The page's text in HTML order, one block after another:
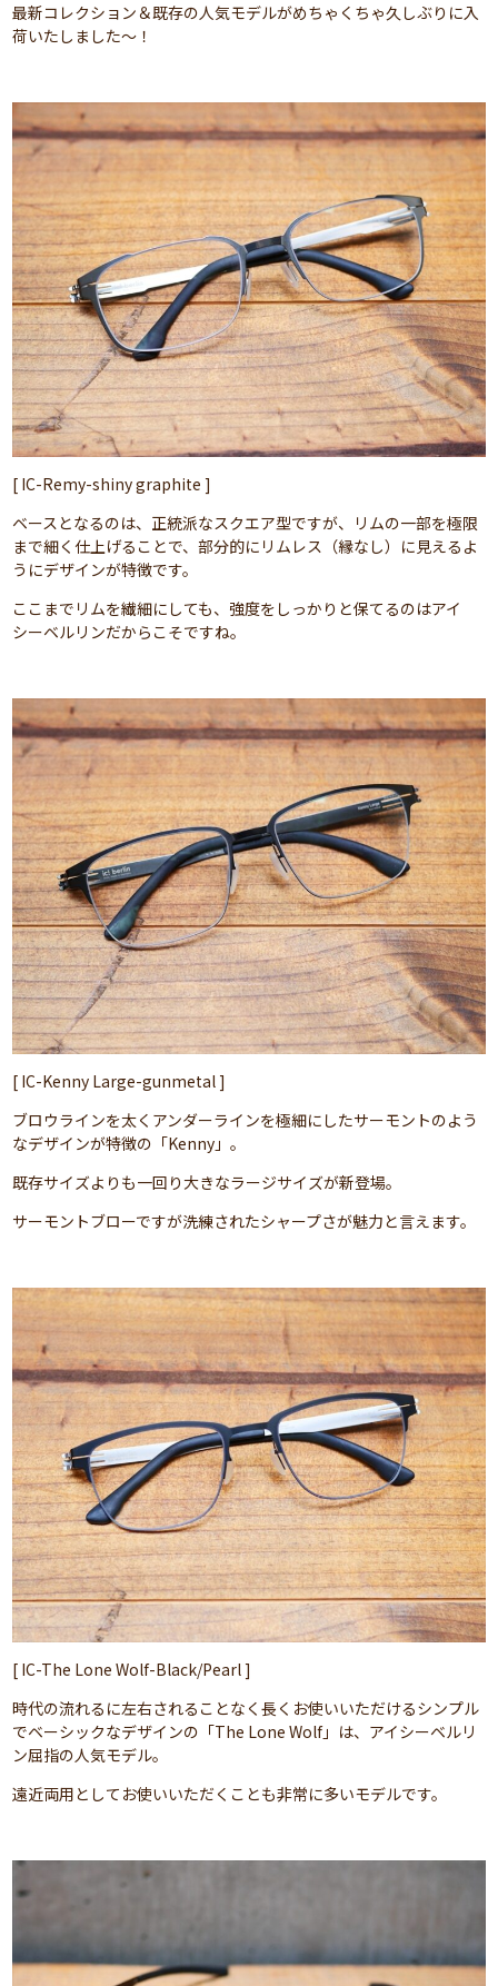
最新コレクション＆既存の人気モデルがめちゃくちゃ久しぶりに入
荷いたしました～！
[ IC-Remy-shiny graphite ]
ベースとなるのは、正統派なスクエア型ですが、リムの一部を極限
まで細く仕上げることで、部分的にリムレス（縁なし）に見えるよ
うにデザインが特徴です。
ここまでリムを繊細にしても、強度をしっかりと保てるのはアイ
シーベルリンだからこそですね。
[ IC-Kenny Large-gunmetal ]
ブロウラインを太くアンダーラインを極細にしたサーモントのよう
なデザインが特徴の「Kenny」。
既存サイズよりも一回り大きなラージサイズが新登場。
サーモントブローですが洗練されたシャープさが魅力と言えます。
[ IC-The Lone Wolf-Black/Pearl ]
時代の流れるに左右されることなく長くお使いいただけるシンプル
でベーシックなデザインの「The Lone Wolf」は、アイシーベルリ
ン屈指の人気モデル。
遠近両用としてお使いいただくことも非常に多いモデルです。